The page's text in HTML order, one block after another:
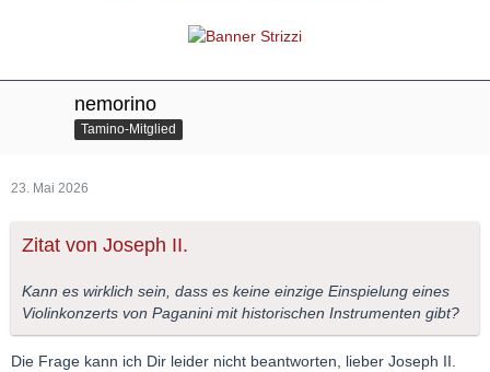
nemorino
Tamino-Mitglied
23. Mai 2026
Zitat von Joseph II.
Kann es wirklich sein, dass es keine einzige Einspielung eines
Violinkonzerts von Paganini mit historischen Instrumenten gibt?
Die Frage kann ich Dir leider nicht beantworten, lieber Joseph II.